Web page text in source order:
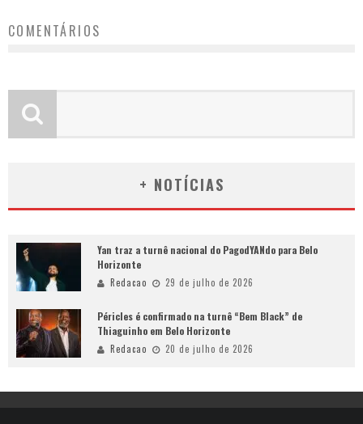
COMENTÁRIOS
+ NOTÍCIAS
Yan traz a turnê nacional do PagodYANdo para Belo
Horizonte
Redacao 29 de julho de 2026
Péricles é confirmado na turnê “Bem Black” de
Thiaguinho em Belo Horizonte
Redacao 20 de julho de 2026